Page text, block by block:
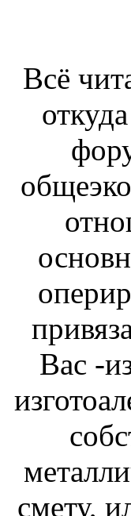
Всё
Вас -
смету,